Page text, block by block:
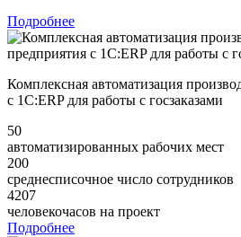
Подробнее
Комплексная автоматизация
с 1С:ERP для работы с госзаказами
50
автоматизированных рабочих мест
200
среднесписочное число сотрудников
4207
человекочасов на проект
Подробнее